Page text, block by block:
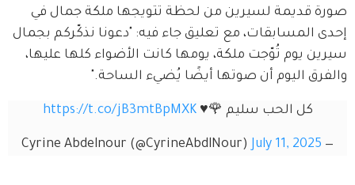
صورة قديمة لسيرين من لحظة تتويجها ملكة جمال في
إحدى المسابقات، مع تعليق جاء فيه: "دعونا نذكّركم بجمال
سيرين يوم تُوّجت ملكة، يومها كانت الأضواء كلها عليها،
والفرق اليوم أن صوتها أيضًا يُضيء الساحة."
كل الحب سليم 🌹♥️ https://t.co/jB3mtBpMXK
— Cyrine Abdelnour (@CyrineAbdlNour)
July 11, 2025